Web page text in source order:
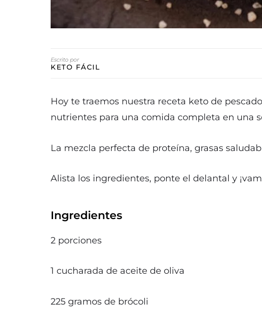
Escrito por
KETO FÁCIL
Hoy te traemos nuestra receta keto de
nutrientes para una comida completa en una
La mezcla perfecta de proteína, grasas
Alista los ingredientes, ponte el delantal y
Ingredientes
2 porciones
1 cucharada de aceite de oliva
225 gramos de brócoli